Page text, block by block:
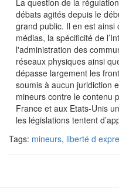
La question de la
débats agités depuis le
grand public. Il en est
médias, la spécificité de
l'administration des
réseaux physiques ainsi
dépasse largement les
soumis à aucun juridiction
mineurs contre le contenu
France et aux Etats-Unis
les législations tentent
Tags: mineurs, liberté d